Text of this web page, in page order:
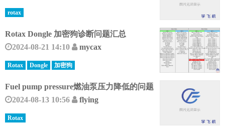
rotax
Rotax Dongle 加密狗诊断问题汇总
2024-08-21 14:10
mycax
Rotax Dongle 加密狗
Fuel pump pressure燃油泵压力降低的问题
2024-08-13 10:56
flying
Rotax